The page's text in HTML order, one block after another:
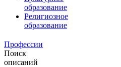
образование
Религиозное
образование
Профессии
Поиск
описаний